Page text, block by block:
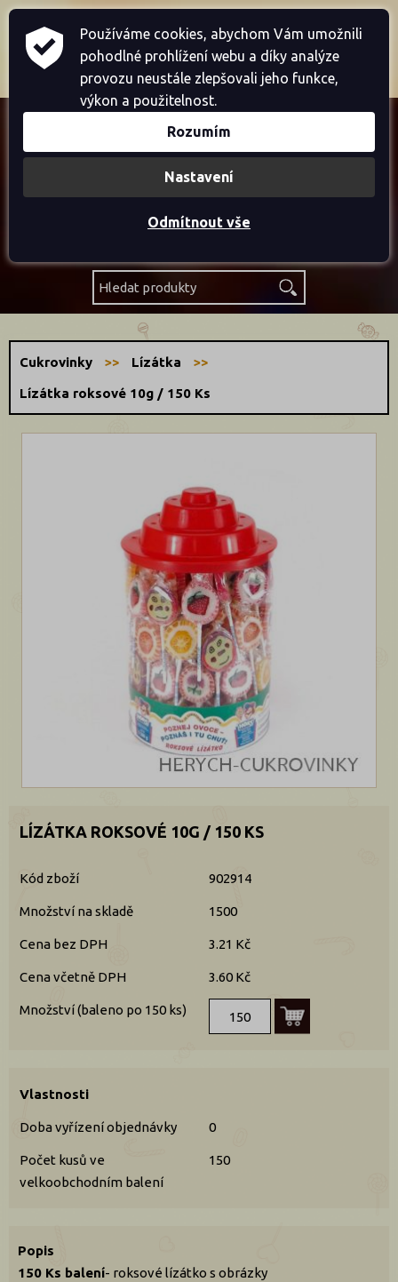
Home Přihlásit se Registrace
Košík je prázdný
Cukrovinky Lízátka
Lízátka roksové 10g / 150 Ks
LÍZÁTKA ROKSOVÉ 10G / 150 KS
Kód zboží 902914
Množství na skladě 1500
Cena bez DPH 3.21 Kč
Cena včetně DPH 3.60 Kč
Množství (baleno po 150 ks)
Vlastnosti
Doba vyřízení objednávky 0
Počet kusů ve
velkoobchodním balení
150
Popis
150 Ks balení- roksové lízátko s obrázky
Používáme cookies, abychom Vám umožnili
pohodlné prohlížení webu a díky analýze
provozu neustále zlepšovali jeho funkce,
výkon a použitelnost.
Rozumím
Nastavení
Odmítnout vše